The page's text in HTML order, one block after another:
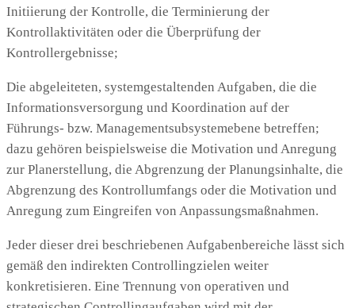
Initiierung der Kontrolle, die Terminierung der
Kontrollaktivitäten oder die Überprüfung der
Kontrollergebnisse;
Die abgeleiteten, systemgestaltenden Aufgaben, die die
Informationsversorgung und Koordination auf der
Führungs- bzw. Managementsubsystemebene betreffen;
dazu gehören beispielsweise die Motivation und Anregung
zur Planerstellung, die Abgrenzung der Planungsinhalte, die
Abgrenzung des Kontrollumfangs oder die Motivation und
Anregung zum Eingreifen von Anpassungsmaßnahmen.
Jeder dieser drei beschriebenen Aufgabenbereiche lässt sich
gemäß den indirekten Controllingzielen weiter
konkretisieren. Eine Trennung von operativen und